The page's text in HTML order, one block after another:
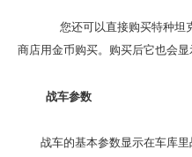
您还可以直接购买特种坦
商店用金币购买。购买后它也会显
战车参数
战车的基本参数显示在车库里